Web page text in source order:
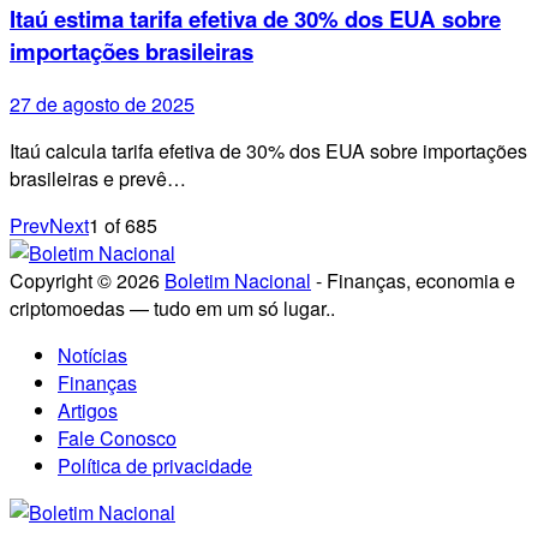
Itaú estima tarifa efetiva de 30% dos EUA sobre
importações brasileiras
27 de agosto de 2025
Itaú calcula tarifa efetiva de 30% dos EUA sobre importações
brasileiras e prevê…
PrevNext1 of685
Copyright © 2026 Boletim Nacional - Finanças, economia e
criptomoedas — tudo em um só lugar..
Notícias
Finanças
Artigos
Fale Conosco
Política de privacidade